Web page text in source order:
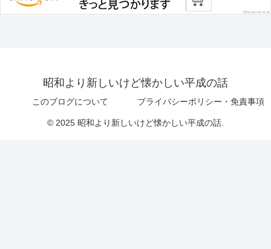
昭和より新しいけど懐かしい平成の話
このブログについて プライバシーポリシー・免責事項
© 2025 昭和より新しいけど懐かしい平成の話.